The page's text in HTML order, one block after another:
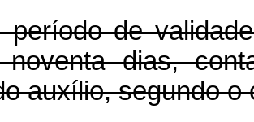
de
dias,
auxílio, segundo